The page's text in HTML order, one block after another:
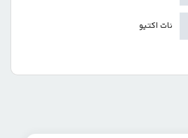
نات اکتیو